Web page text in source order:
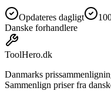
Opdateres dagligt
Danske forhandlere
ToolHero.dk
Danmarks
Sammenlign priser fra